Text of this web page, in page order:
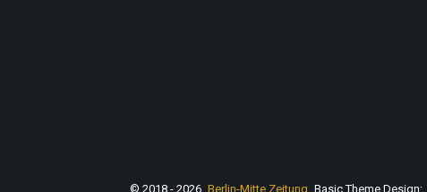
© 2018 - 2026 Berlin-Mitte Zeitung Basic Theme Design: